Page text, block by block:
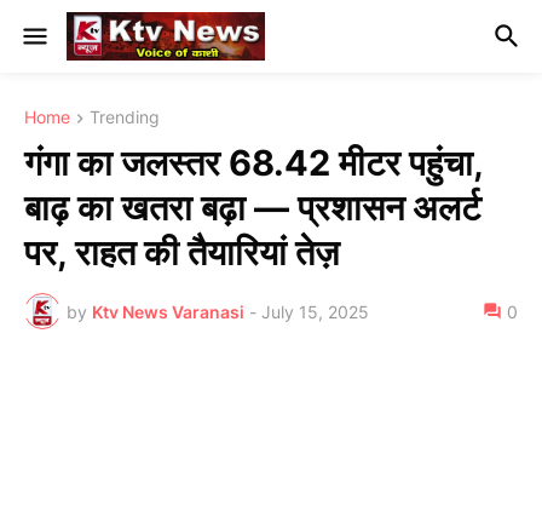
Home Trending
गंगा का जलस्तर 68.42 मीटर पहुंचा,
बाढ़ का खतरा बढ़ा — प्रशासन अलर्ट
पर, राहत की तैयारियां तेज़
by Ktv News Varanasi - July 15, 2025 0